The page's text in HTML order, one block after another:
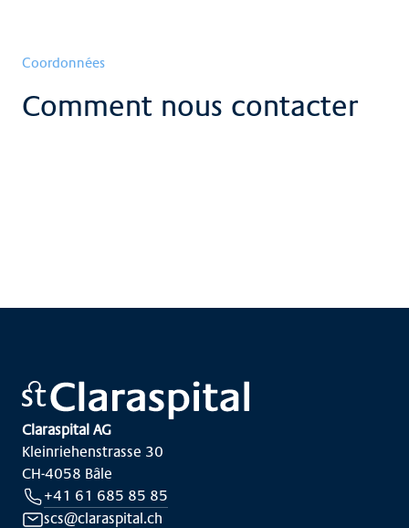
Coordonnées
Comment nous contacter
Claraspital AG
Kleinriehenstrasse 30
CH-4058 Bâle
+41 61 685 85 85
scs@claraspital.ch